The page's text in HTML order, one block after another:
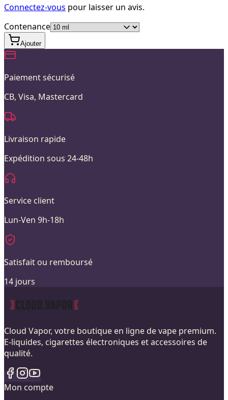
Connectez-vous pour laisser un avis.
Contenance
Ajouter
Paiement sécurisé
CB, Visa, Mastercard
Livraison rapide
Expédition sous 24-48h
Service client
Lun-Ven 9h-18h
Satisfait ou remboursé
14 jours
Cloud Vapor, votre boutique en ligne de vape premium.
E-liquides, cigarettes électroniques et accessoires de
qualité.
Mon compte